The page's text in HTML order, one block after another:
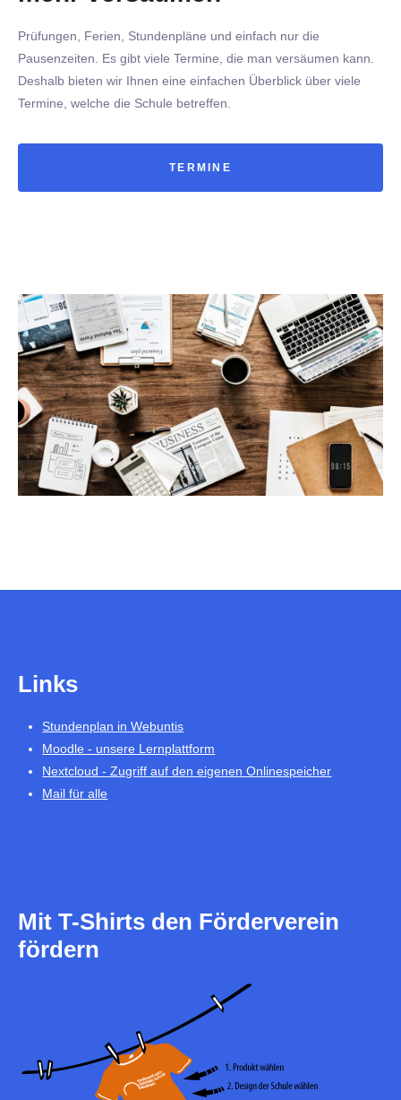
Prüfungen, Ferien, Stundenpläne und einfach nur die
Pausenzeiten. Es gibt viele Termine, die man versäumen kann.
Deshalb bieten wir Ihnen eine einfachen Überblick über viele
Termine, welche die Schule betreffen.
TERMINE
Links
Stundenplan in Webuntis
Moodle - unsere Lernplattform
Nextcloud - Zugriff auf den eigenen Onlinespeicher
Mail für alle
Mit T-Shirts den Förderverein
fördern